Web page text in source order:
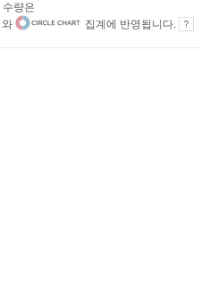
량은
와
집계에 반영됩니다.